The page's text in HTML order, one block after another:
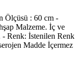
Ölçüsü : 60 cm -
Malzeme. İç ve
- Renk: İstenilen Renk
Madde İçermez